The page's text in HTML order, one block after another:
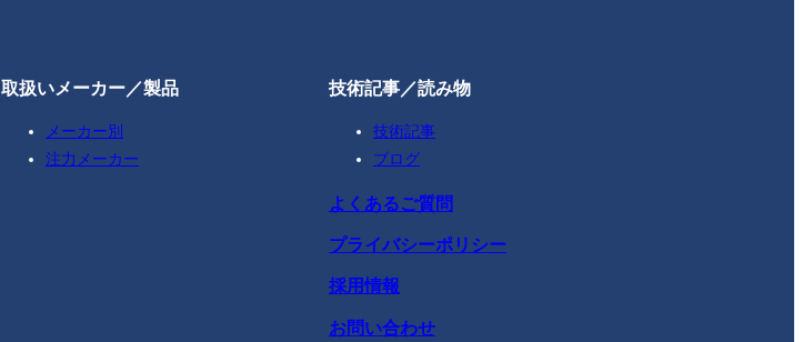
取扱いメーカー／製品
メーカー別
注力メーカー
技術記事／読み物
技術記事
ブログ
よくあるご質問
プライバシーポリシー
採用情報
お問い合わせ